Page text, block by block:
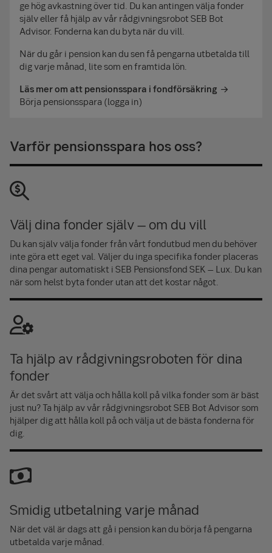
önskad pensionsålder.
Utöver detta tar vi hänsyn till det angivna befintliga
kapitalförsäkring och ISK. Månadsbeloppen som anges
antas betalas fram till önskad pensionsålder.
När det gäller löneväxlingen har vi räknat på det belopp
du angivit. Oftast är sparbeloppet högre än den lön du
sparbeloppet till din löneväxlingsförsäkring.
Vi antar en årlig realavkastning på 3,5 procent och gör
delvis Pensionsmyndighetens standard för
penningvärde så att det ska vara lätt att förstå
beloppens värde utifrån den lön du har idag.
Vidare utgår vi schablonmässigt från att
pensionsutbetalningarna pågår till 85 års ålder, med
hänsyn tagen till begränsningar om tidigast möjliga
utbetalningsålder för den allmänna pensionen samt
tjänstepensionen.
nå din önskade pension utgår vi från att du månadssparar
i en kapitalförsäkring alternativt ISK, d.v.s. med redan
är i beräkningen omräknat så att det motsvarar
bruttolön. Beroende på din framtida
beskattningssituation kan därför beloppen vid
ge hög avkastning över tid. Du kan antingen välja fonder
själv eller få hjälp av vår rådgivningsrobot SEB Bot
Advisor. Fonderna kan du byta när du vill.
När du går i pension kan du sen få pengarna utbetalda till
dig varje månad, lite som en framtida lön.
Läs mer om att pensionsspara i fondförsäkring
Börja pensionsspara (logga in)
Varför pensionsspara hos oss?
Välj dina fonder själv – om du vill
Du kan själv välja fonder från vårt fondutbud men du behöver
inte göra ett eget val. Väljer du inga specifika fonder placeras
dina pengar automatiskt i SEB Pensionsfond SEK – Lux. Du kan
när som helst byta fonder utan att det kostar något.
Ta hjälp av rådgivningsroboten för dina
fonder
Är det svårt att välja och hålla koll på vilka fonder som är bäst
just nu? Ta hjälp av vår rådgivningsrobot SEB Bot Advisor som
hjälper dig att hålla koll på och välja ut de bästa fonderna för
dig.
Smidig utbetalning varje månad
När det väl är dags att gå i pension kan du börja få pengarna
utbetalda varje månad.